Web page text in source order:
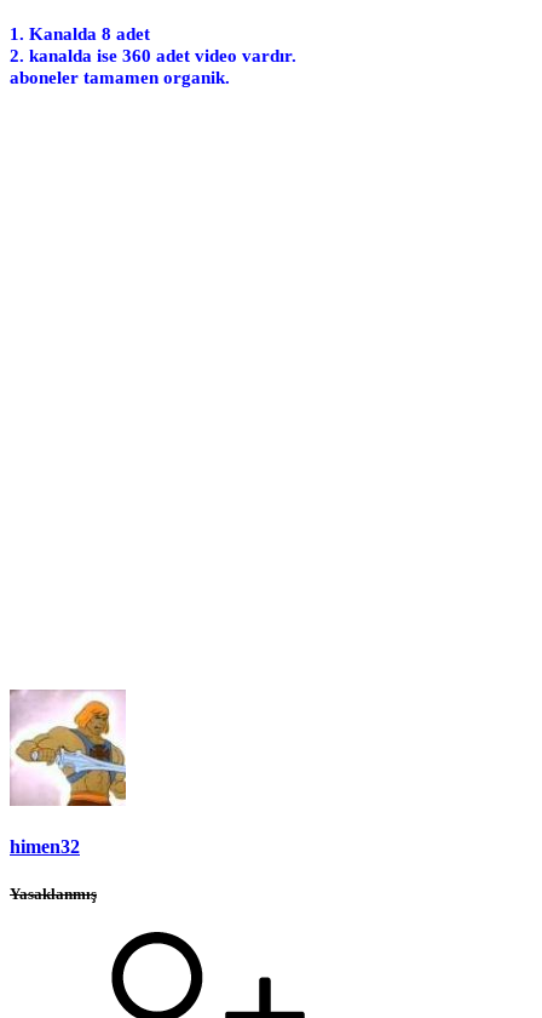
1. Kanalda 8 adet
2. kanalda ise 360 adet video vardır.
aboneler tamamen organik.
himen32
Yasaklanmış